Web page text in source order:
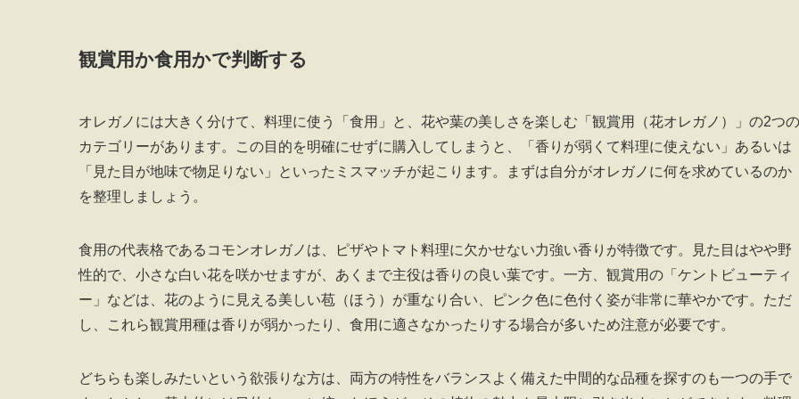
観賞用か食用かで判断する
オレガノには大きく分けて、料理に使う「食用」と、花や葉の美しさを楽しむ「観賞用（花オレガノ）」の2つの
カテゴリーがあります。この目的を明確にせずに購入してしまうと、「香りが弱くて料理に使えない」あるいは
「見た目が地味で物足りない」といったミスマッチが起こります。まずは自分がオレガノに何を求めているのか
を整理しましょう。
食用の代表格であるコモンオレガノは、ピザやトマト料理に欠かせない力強い香りが特徴です。見た目はやや野
性的で、小さな白い花を咲かせますが、あくまで主役は香りの良い葉です。一方、観賞用の「ケントビューティ
ー」などは、花のように見える美しい苞（ほう）が重なり合い、ピンク色に色付く姿が非常に華やかです。ただ
し、これら観賞用種は香りが弱かったり、食用に適さなかったりする場合が多いため注意が必要です。
どちらも楽しみたいという欲張りな方は、両方の特性をバランスよく備えた中間的な品種を探すのも一つの手で